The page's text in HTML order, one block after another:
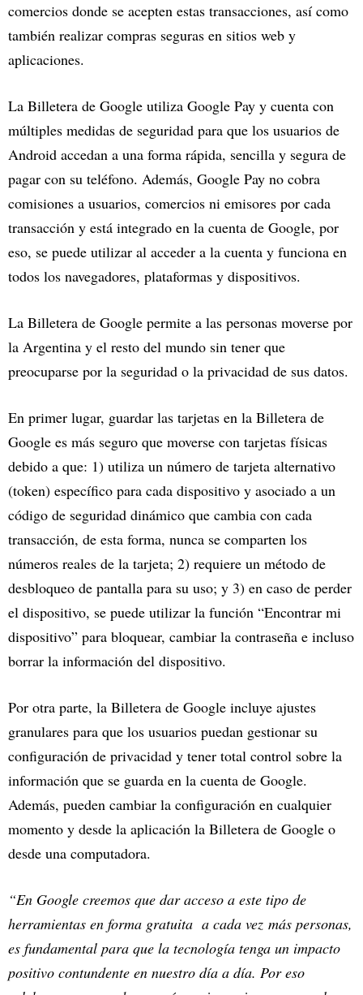
comercios donde se acepten estas transacciones, así como
también realizar compras seguras en sitios web y
aplicaciones.
La Billetera de Google utiliza Google Pay y cuenta con
múltiples medidas de seguridad para que los usuarios de
Android accedan a una forma rápida, sencilla y segura de
pagar con su teléfono. Además, Google Pay no cobra
comisiones a usuarios, comercios ni emisores por cada
transacción y está integrado en la cuenta de Google, por
eso, se puede utilizar al acceder a la cuenta y funciona en
todos los navegadores, plataformas y dispositivos.
La Billetera de Google permite a las personas moverse por
la Argentina y el resto del mundo sin tener que
preocuparse por la seguridad o la privacidad de sus datos.
En primer lugar, guardar las tarjetas en la Billetera de
Google es más seguro que moverse con tarjetas físicas
debido a que: 1) utiliza un número de tarjeta alternativo
(token) específico para cada dispositivo y asociado a un
código de seguridad dinámico que cambia con cada
transacción, de esta forma, nunca se comparten los
números reales de la tarjeta; 2) requiere un método de
desbloqueo de pantalla para su uso; y 3) en caso de perder
el dispositivo, se puede utilizar la función “Encontrar mi
dispositivo” para bloquear, cambiar la contraseña e incluso
borrar la información del dispositivo.
Por otra parte, la Billetera de Google incluye ajustes
granulares para que los usuarios puedan gestionar su
configuración de privacidad y tener total control sobre la
información que se guarda en la cuenta de Google.
Además, pueden cambiar la configuración en cualquier
momento y desde la aplicación la Billetera de Google o
desde una computadora.
“En Google creemos que dar acceso a este tipo de
herramientas en forma gratuita a cada vez más personas,
es fundamental para que la tecnología tenga un impacto
positivo contundente en nuestro día a día. Por eso